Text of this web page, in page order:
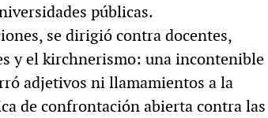
públicas.
se dirigió contra docentes,
y el kirchnerismo: una incontenible
adjetivos ni llamamientos a la
de confrontación abierta contra las